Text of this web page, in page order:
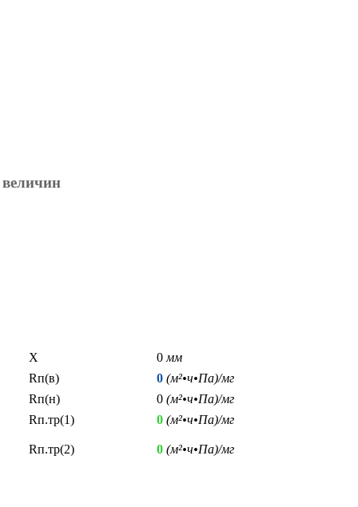
X 0 мм
Rп(в)
0 (м²•ч•Па)/мг
Rп(н)
0 (м²•ч•Па)/мг
Rп.тр(1)
0 (м²•ч•Па)/мг
Rп.тр(2) 0 (м²•ч•Па)/мг